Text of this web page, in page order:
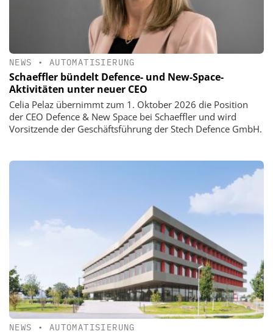
NEWS • AUTOMATISIERUNG
Schaeffler bündelt Defence- und New-Space-
Aktivitäten unter neuer CEO
Celia Pelaz übernimmt zum 1. Oktober 2026 die Position
der CEO Defence & New Space bei Schaeffler und wird
Vorsitzende der Geschäftsführung der Stech Defence GmbH.
NEWS • AUTOMATISIERUNG